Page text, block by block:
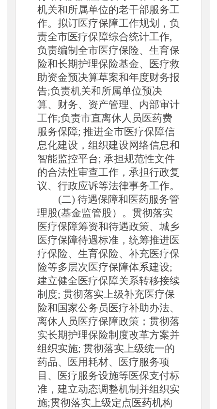
机关和所属单位的老干部服务工
作。拟订医疗保障工作规划，负
责全市医疗保障综合统计工作,
负责编制全市医疗保险、生育保
险和长期护理保险基金、医疗救
助资金预决算草案和年度财务报
告;负责机关和所属单位预决
算、财务、资产管理、内部审计
工作;负责市直离休人员医药费
服务保障; 推进全市医疗保障信
息化建设，组织建设网络信息和
智能监控平台; 承担规范性文件
的合法性审查工作，承担行政复
议、行政应诉等法律事务工作。
(二) 待遇保障和医药服务管
理股(基金监管股）。贯彻落实
医疗保障筹资和待遇政策、城乡
医疗保障待遇标准，统筹推进医
疗保险、生育保险、补充医疗保
险等多层次医疗保障体系建设;
建立健全医疗保障关系转移接续
制度; 贯彻落实上级补充医疗保
险和国家公务员医疗补助办法、
离休人员医疗保障政策；贯彻落
实长期护理保险制度改革方案并
组织实施; 贯彻落实上级统一的
药品、医用耗材、医疗服务项
目、医疗服务设施等医保支付标
准，建立动态调整机制并组织实
施;贯彻落实上级定点医药机构